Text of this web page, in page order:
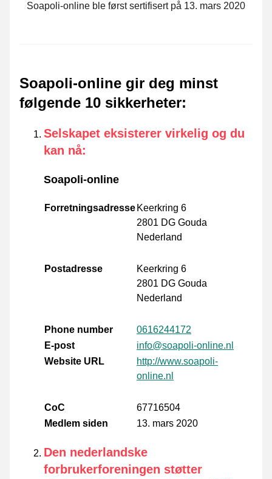
Soapoli-online ble først sertifisert på 13. mars 2020
Soapoli-online gir deg minst
følgende 10 sikkerheter:
Selskapet eksisterer virkelig og du
kan nå:
Soapoli-online
Forretningsadresse Keerkring 6
2801 DG Gouda
Nederland
Postadresse
Keerkring 6
2801 DG Gouda
Nederland
Phone number
0616244172
E-post
info@soapoli-online.nl
Website URL
http://www.soapoli-
online.nl
CoC
67716504
Medlem siden
13. mars 2020
Den nederlandske
forbrukerforeningen støtter